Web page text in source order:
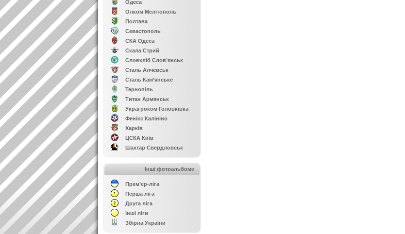
Одеса
Олком Мелітополь
Полтава
Севастополь
СКА Одеса
Скала Стрий
Словхліб Слов’янськ
Сталь Алчевськ
Сталь Кам’янське
Тернопіль
Титан Армянськ
Украгроком Головківка
Фенікс Калініно
Харків
ЦСКА Київ
Шахтар Свердловськ
Інші фотоальбоми
Прем’єр-ліга
Перша ліга
Друга ліга
Інші ліги
Збірна України